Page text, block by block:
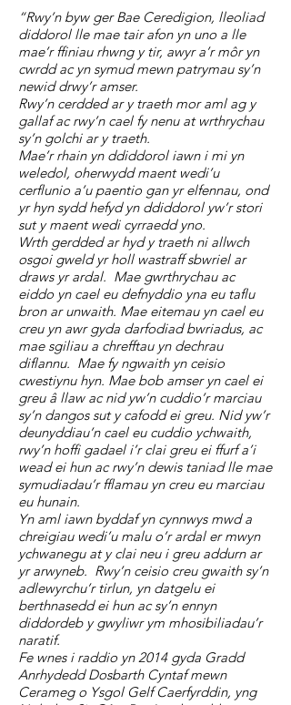
“Rwy’n byw ger Bae Ceredigion, lleoliad
diddorol lle mae tair afon yn uno a lle
mae’r ffiniau rhwng y tir, awyr a’r môr yn
cwrdd ac yn symud mewn patrymau sy’n
newid drwy’r amser.
Rwy’n cerdded ar y traeth mor aml ag y
gallaf ac rwy’n cael fy nenu at wrthrychau
sy’n golchi ar y traeth.
Mae’r rhain yn ddiddorol iawn i mi yn
weledol, oherwydd maent wedi’u
cerflunio a’u paentio gan yr elfennau, ond
yr hyn sydd hefyd yn ddiddorol yw’r stori
sut y maent wedi cyrraedd yno.
Wrth gerdded ar hyd y traeth ni allwch
osgoi gweld yr holl wastraff sbwriel ar
draws yr ardal. Mae gwrthrychau ac
eiddo yn cael eu defnyddio yna eu taflu
bron ar unwaith. Mae eitemau yn cael eu
creu yn awr gyda darfodiad bwriadus, ac
mae sgiliau a chrefftau yn dechrau
diflannu. Mae fy ngwaith yn ceisio
cwestiynu hyn. Mae bob amser yn cael ei
greu â llaw ac nid yw’n cuddio’r marciau
sy’n dangos sut y cafodd ei greu. Nid yw’r
deunyddiau’n cael eu cuddio ychwaith,
rwy’n hoffi gadael i’r clai greu ei ffurf a’i
wead ei hun ac rwy’n dewis taniad lle mae
symudiadau’r fflamau yn creu eu marciau
eu hunain.
Yn aml iawn byddaf yn cynnwys mwd a
chreigiau wedi’u malu o’r ardal er mwyn
ychwanegu at y clai neu i greu addurn ar
yr arwyneb. Rwy’n ceisio creu gwaith sy’n
adlewyrchu’r tirlun, yn datgelu ei
berthnasedd ei hun ac sy’n ennyn
diddordeb y gwyliwr ym mhosibiliadau’r
naratif.
Fe wnes i raddio yn 2014 gyda Gradd
Anrhydedd Dosbarth Cyntaf mewn
Cerameg o Ysgol Gelf Caerfyrddin, yng